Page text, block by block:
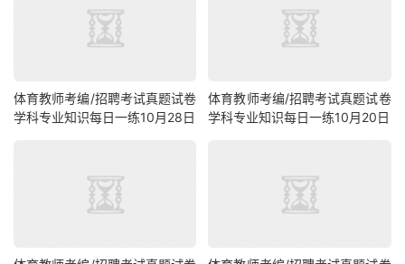
体育教师考编/招聘考试真题试卷
学科专业知识每日一练10月28日
体育教师考编/招聘考试真题试卷
学科专业知识每日一练10月20日